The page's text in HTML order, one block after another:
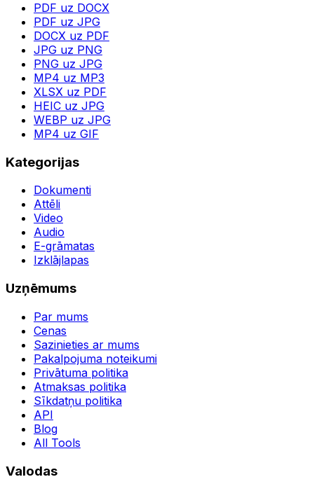
PDF uz DOCX
PDF uz JPG
DOCX uz PDF
JPG uz PNG
PNG uz JPG
MP4 uz MP3
XLSX uz PDF
HEIC uz JPG
WEBP uz JPG
MP4 uz GIF
Kategorijas
Dokumenti
Attēli
Video
Audio
E-grāmatas
Izklājlapas
Uzņēmums
Par mums
Cenas
Sazinieties ar mums
Pakalpojuma noteikumi
Privātuma politika
Atmaksas politika
Sīkdatņu politika
API
Blog
All Tools
Valodas